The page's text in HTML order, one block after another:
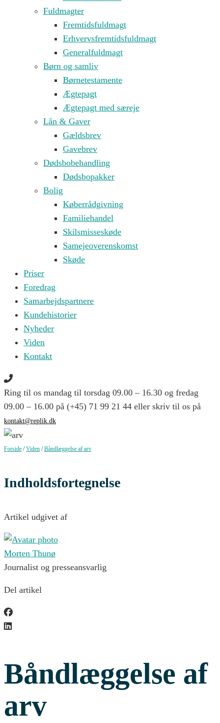
Fuldmagter
Fremtidsfuldmagt
Erhvervsfremtidsfuldmagt
Generalfuldmagt
Børn og samliv
Børnetestamente
Ægtepagt
Ægtepagt med særeje
Lån & Gaver
Gældsbrev
Gavebrev
Dødsbobehandling
Dødsbopakker
Bolig
Køberrådgivning
Familiehandel
Skilsmisseskøde
Samejeoverenskomst
Skøde
Priser
Foredrag
Samarbejdspartnere
Kundehistorier
Nyheder
Viden
Kontakt
Ring til os mandag til torsdag 09.00 – 16.30 og fredag
09.00 – 16.00 på (+45) 71 99 21 44 eller skriv til os på
kontakt@replik.dk
Forside /Viden /Båndlæggelse af arv
Indholdsfortegnelse
Artikel udgivet af
Morten Thunø
Journalist og presseansvarlig
Del artikel
Båndlæggelse af
arv